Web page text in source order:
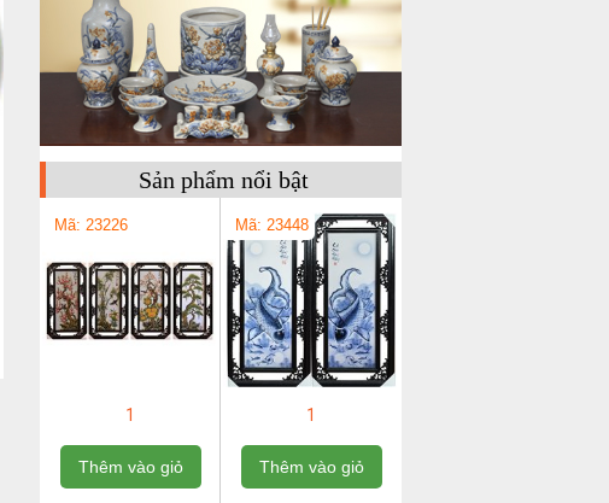
Sản phẩm nổi bật
Mã: 23226
1
Thêm vào giỏ
Mã: 23448
1
Thêm vào giỏ